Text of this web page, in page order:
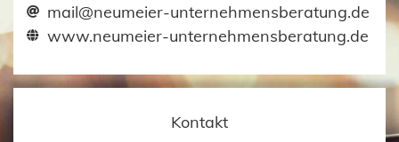
mail@neumeier-unternehmensberatung.de
www.neumeier-unternehmensberatung.de
Kontakt